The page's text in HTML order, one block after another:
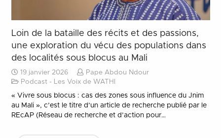
Loin de la bataille des récits et des passions,
une exploration du vécu des populations dans
des localités sous blocus au Mali
19 janvier 2026
Pape Abdou Ndour
Podcast - Les Voix de WATHI
« Vivre sous blocus : cas des zones sous influence du Jnim
au Mali », c’est le titre d’un article de recherche publié par le
REcAP (Réseau de recherche et d’action pour…